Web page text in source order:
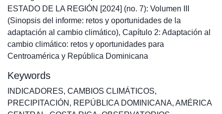
ESTADO DE LA REGIÓN [2024] (no. 7): Volumen III
(Sinopsis del informe: retos y oportunidades de la
adaptación al cambio climático), Capítulo 2: Adaptación al
cambio climático: retos y oportunidades para
Centroamérica y República Dominicana
Keywords
INDICADORES, CAMBIOS CLIMÁTICOS,
PRECIPITACIÓN , REPÚBLICA DOMINICANA, AMÉRICA